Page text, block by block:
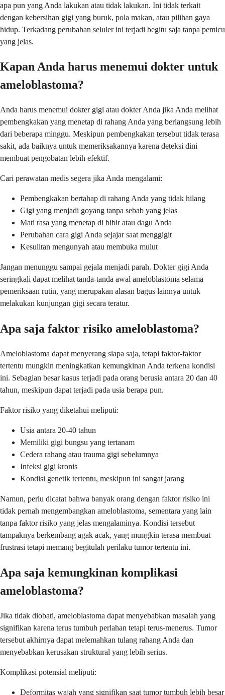
apa pun yang Anda lakukan atau tidak lakukan. Ini tidak terkait
dengan kebersihan gigi yang buruk, pola makan, atau pilihan gaya
hidup. Terkadang perubahan seluler ini terjadi begitu saja tanpa pemicu
yang jelas.
Kapan Anda harus menemui dokter untuk
ameloblastoma?
Anda harus menemui dokter gigi atau dokter Anda jika Anda melihat
pembengkakan yang menetap di rahang Anda yang berlangsung lebih
dari beberapa minggu. Meskipun pembengkakan tersebut tidak terasa
sakit, ada baiknya untuk memeriksakannya karena deteksi dini
membuat pengobatan lebih efektif.
Cari perawatan medis segera jika Anda mengalami:
Pembengkakan bertahap di rahang Anda yang tidak hilang
Gigi yang menjadi goyang tanpa sebab yang jelas
Mati rasa yang menetap di bibir atau dagu Anda
Perubahan cara gigi Anda sejajar saat menggigit
Kesulitan mengunyah atau membuka mulut
Jangan menunggu sampai gejala menjadi parah. Dokter gigi Anda
seringkali dapat melihat tanda-tanda awal ameloblastoma selama
pemeriksaan rutin, yang merupakan alasan bagus lainnya untuk
melakukan kunjungan gigi secara teratur.
Apa saja faktor risiko ameloblastoma?
Ameloblastoma dapat menyerang siapa saja, tetapi faktor-faktor
tertentu mungkin meningkatkan kemungkinan Anda terkena kondisi
ini. Sebagian besar kasus terjadi pada orang berusia antara 20 dan 40
tahun, meskipun dapat terjadi pada usia berapa pun.
Faktor risiko yang diketahui meliputi:
Usia antara 20-40 tahun
Memiliki gigi bungsu yang tertanam
Cedera rahang atau trauma gigi sebelumnya
Infeksi gigi kronis
Kondisi genetik tertentu, meskipun ini sangat jarang
Namun, perlu dicatat bahwa banyak orang dengan faktor risiko ini
tidak pernah mengembangkan ameloblastoma, sementara yang lain
tanpa faktor risiko yang jelas mengalaminya. Kondisi tersebut
tampaknya berkembang agak acak, yang mungkin terasa membuat
frustrasi tetapi memang begitulah perilaku tumor tertentu ini.
Apa saja kemungkinan komplikasi
ameloblastoma?
Jika tidak diobati, ameloblastoma dapat menyebabkan masalah yang
signifikan karena terus tumbuh perlahan tetapi terus-menerus. Tumor
tersebut akhirnya dapat melemahkan tulang rahang Anda dan
menyebabkan kerusakan struktural yang lebih serius.
Komplikasi potensial meliputi:
Deformitas wajah yang signifikan saat tumor tumbuh lebih besar